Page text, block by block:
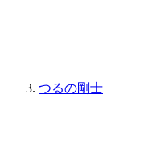
つるの剛士